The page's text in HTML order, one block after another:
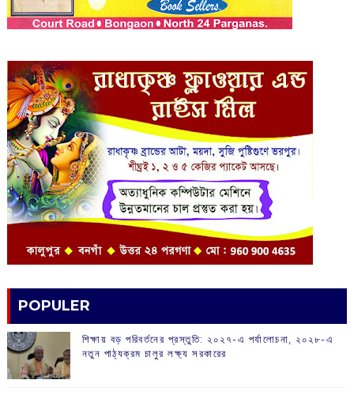
POPULER
শিক্ষায় বড় পরিবর্তনের প্রস্তুতি: ২০২৭-এ পর্যালোচনা, ২০২৮-এ
নতুন পাঠ্যক্রম চালুর লক্ষ্য সরকারের